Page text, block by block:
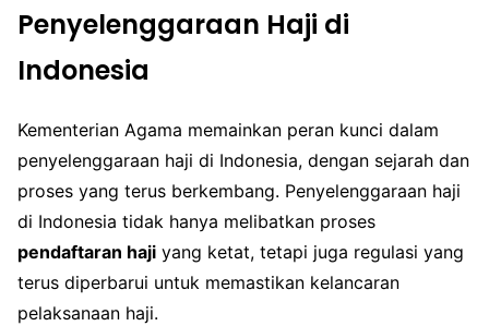
Penyelenggaraan Haji di
Indonesia
Kementerian Agama memainkan peran kunci dalam
penyelenggaraan haji di Indonesia, dengan sejarah dan
proses yang terus berkembang. Penyelenggaraan haji
di Indonesia tidak hanya melibatkan proses
pendaftaran haji yang ketat, tetapi juga regulasi yang
terus diperbarui untuk memastikan kelancaran
pelaksanaan haji.